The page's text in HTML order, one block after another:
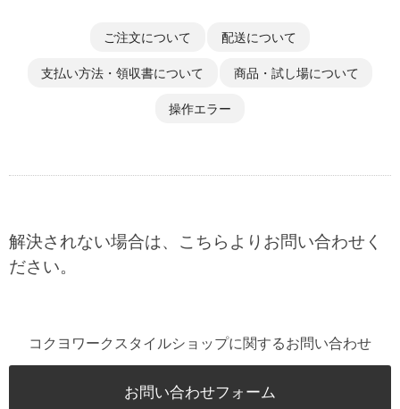
ご注文について 配送について
支払い方法・領収書について 商品・試し場について
操作エラー
解決されない場合は、こちらよりお問い合わせく
ださい。
コクヨワークスタイルショップに関するお問い合わせ
お問い合わせフォーム